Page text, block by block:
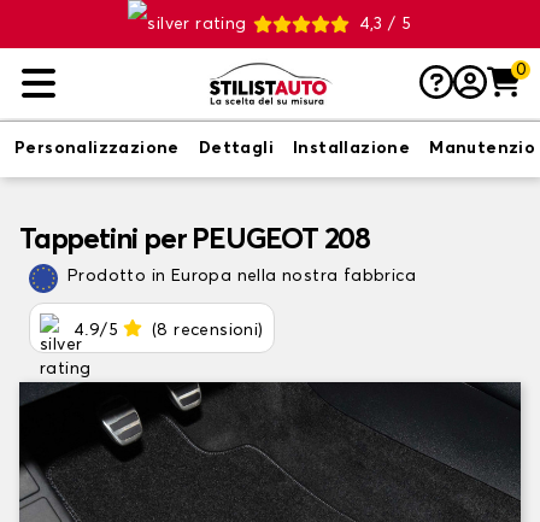
4,3 / 5
0
Personalizzazione Dettagli Installazione
Tappetini per PEUGEOT 208
Prodotto in Europa nella nostra fabbrica
4.9/5 (8 recensioni)